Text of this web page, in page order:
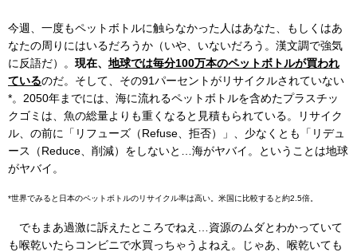
今週、一度もペットボトルに触らなかった人はあなた、もしくはあ
なたの周りにはいるだろうか（いや、いないだろう。漢文調で強気
に反語だ）。 現在、 地球では毎分100万本のペットボトルが買われ
ているのだ。そして、その91パーセントがリサイクルされていない
*。2050年までには、海に流れるペットボトルを含めたプラスチッ
クゴミは、魚の総量よりも重くなると見積もられている。リサイク
ル、の前に「リフューズ（Refuse、拒否）」、少なくとも「リデュ
ース（Reduce、削減）をしないと…海がヤバイ。ということは地球
がヤバイ。
*世界でみると日本のペットボトルのリサイクル率は高い。米国に比較すると約2.5倍。
でもまあ過激に訴えたところでねえ…資源のムダとわかっていて
も喉乾いたらコンビニで水買っちゃうよねえ。じゃあ、喉乾いても